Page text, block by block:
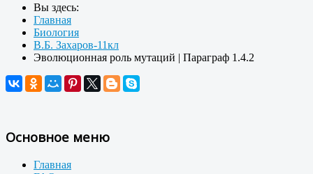
Вы здесь:
Главная
Биология
В.Б. Захаров-11кл
Эволюционная роль мутаций | Параграф 1.4.2
Основное меню
Главная